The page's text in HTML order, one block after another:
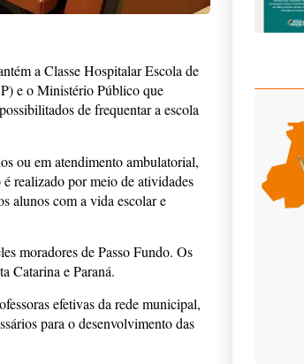
a Classe Hospitalar Escola de
e o Ministério Público que
de frequentar a escola
ou em atendimento ambulatorial,
realizado por meio de atividades
alunos com a vida escolar e
moradores de Passo Fundo. Os
Catarina e Paraná.
efetivas da rede municipal,
para o desenvolvimento das